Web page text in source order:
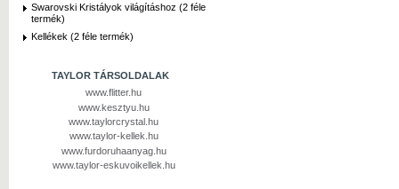
Swarovski Kristályok világításhoz (2 féle
termék)
Kellékek (2 féle termék)
TAYLOR TÁRSOLDALAK
www.flitter.hu
www.kesztyu.hu
www.taylorcrystal.hu
www.taylor-kellek.hu
www.furdoruhaanyag.hu
www.taylor-eskuvoikellek.hu